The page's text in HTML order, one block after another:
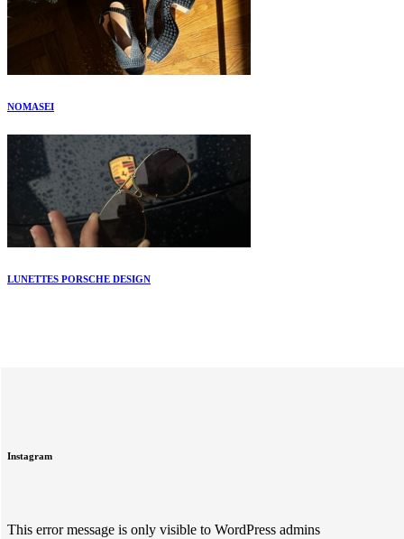
NOMASEI
LUNETTES PORSCHE DESIGN
Instagram
This error message is only visible to WordPress admins